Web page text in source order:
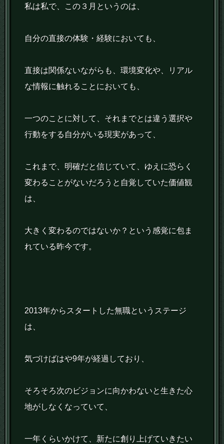
私は私で、この３月というのは、
自分の直接の体験・経験においても、
直接は関係ないながらも、環境変化や、リアル
な情報に触れることにおいても、
一つのことに対して、それまでとは違う選択や
行動をする自分がいる現実があって、
これまで、明確だと信じていて、ゆえに恐らく
変わることがないだろうと自覚していた価値観
は、
大きく変わるのではないか？という感覚に包ま
れている昨今です。
2013年からスタートした無職というステージ
は、
気づけばはや9年が経過しており、
そろそろ次のビジョンに向かわないと生きた心
地がしなくなっていて、
一年くらいかけて、新たに創り上げていきたい